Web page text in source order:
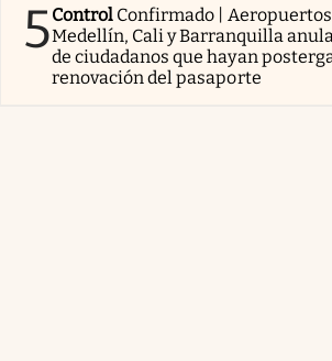
5Control Confirmado | Aeropuertos
Medellín, Cali y Barranquilla
de ciudadanos que hayan
renovación del pasaporte